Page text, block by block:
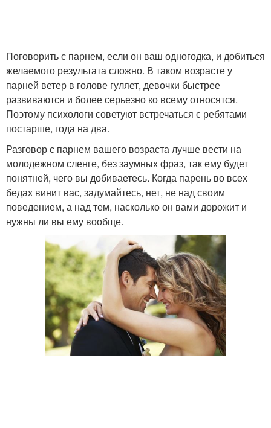
Поговорить с парнем, если он ваш одногодка, и добиться
желаемого результата сложно. В таком возрасте у
парней ветер в голове гуляет, девочки быстрее
развиваются и более серьезно ко всему относятся.
Поэтому психологи советуют встречаться с ребятами
постарше, года на два.
Разговор с парнем вашего возраста лучше вести на
молодежном сленге, без заумных фраз, так ему будет
понятней, чего вы добиваетесь. Когда парень во всех
бедах винит вас, задумайтесь, нет, не над своим
поведением, а над тем, насколько он вами дорожит и
нужны ли вы ему вообще.